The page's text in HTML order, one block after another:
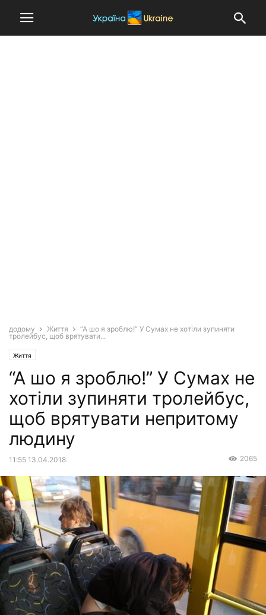
додому Життя
“А шо я зроблю!” У Сумах не хотіли зупиняти
тролейбус, щоб врятувати...
Життя
“А шо я зроблю!” У Сумах не
хотіли зупиняти тролейбус,
щоб врятувати непритому
людину
11:55 13.04.2018 2065